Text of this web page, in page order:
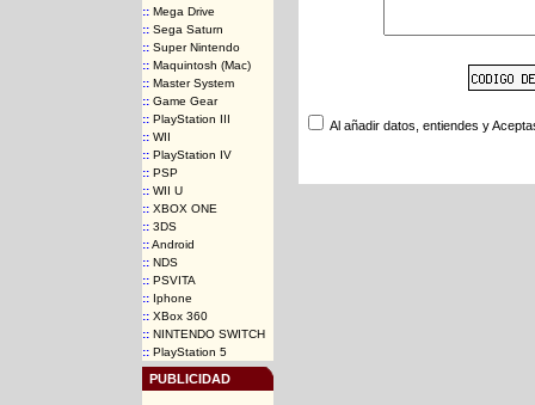
::Mega Drive
::Sega Saturn
::Super Nintendo
::Maquintosh (Mac)
::Master System
::Game Gear
::PlayStation III
::WII
::PlayStation IV
::PSP
::WII U
::XBOX ONE
::3DS
::Android
::NDS
::PSVITA
::Iphone
::XBox 360
::NINTENDO SWITCH
::PlayStation 5
PUBLICIDAD
Al añadir datos, entiendes y